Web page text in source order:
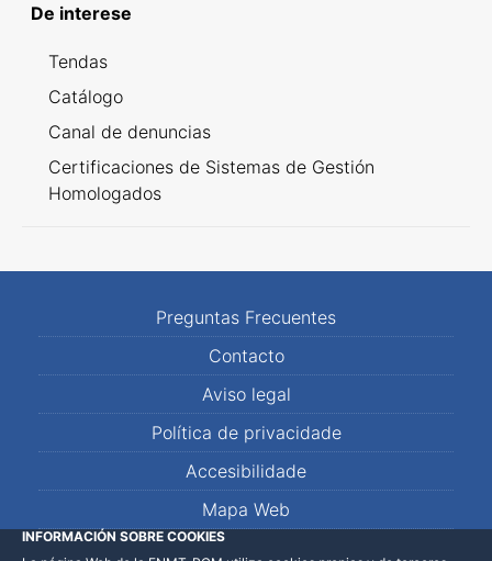
De interese
Tendas
Catálogo
Canal de denuncias
Certificaciones de Sistemas de Gestión
Homologados
Preguntas Frecuentes
Contacto
Aviso legal
Política de privacidade
Accesibilidade
Mapa Web
INFORMACIÓN SOBRE COOKIES